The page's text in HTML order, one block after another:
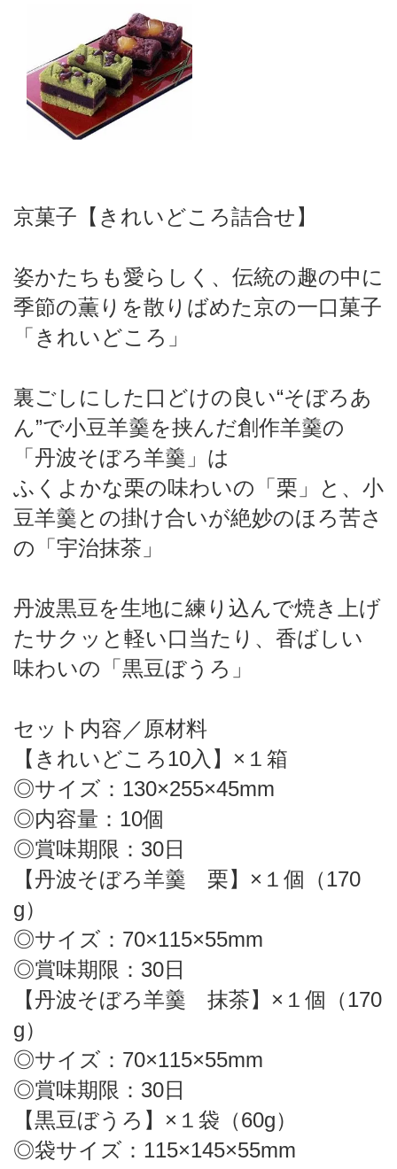
京菓子【きれいどころ詰合せ】
姿かたちも愛らしく、伝統の趣の中に
季節の薫りを散りばめた京の一口菓子
「きれいどころ」
裏ごしにした口どけの良い“そぼろあ
ん”で小豆羊羹を挟んだ創作羊羹の
「丹波そぼろ羊羹」は
ふくよかな栗の味わいの「栗」と、小
豆羊羹との掛け合いが絶妙のほろ苦さ
の「宇治抹茶」
丹波黒豆を生地に練り込んで焼き上げ
たサクッと軽い口当たり、香ばしい
味わいの「黒豆ぼうろ」
セット内容／原材料
【きれいどころ10入】×１箱
◎サイズ：130×255×45mm
◎内容量：10個
◎賞味期限：30日
【丹波そぼろ羊羹 栗】×１個（170
g）
◎サイズ：70×115×55mm
◎賞味期限：30日
【丹波そぼろ羊羹 抹茶】×１個（170
g）
◎サイズ：70×115×55mm
◎賞味期限：30日
【黒豆ぼうろ】×１袋（60g）
◎袋サイズ：115×145×55mm